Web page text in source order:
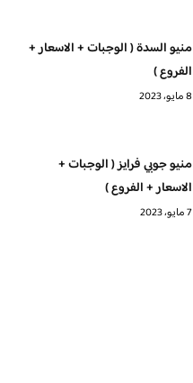
منيو السدة ( الوجبات + الاسعار +
الفروع )
8 مايو، 2023
منيو جوبي فرايز ( الوجبات +
الاسعار + الفروع )
7 مايو، 2023